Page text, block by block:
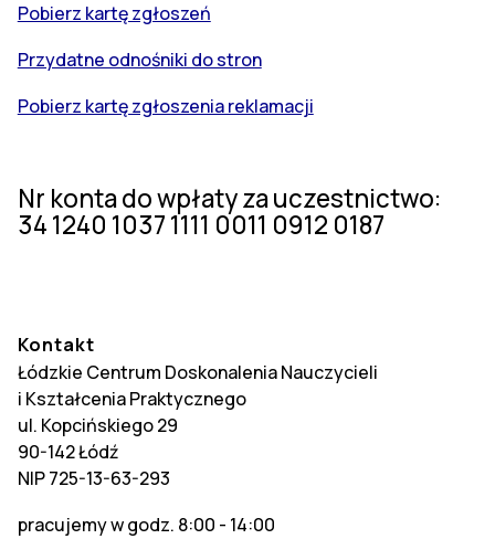
Pobierz kartę zgłoszeń
Przydatne odnośniki do stron
Pobierz kartę zgłoszenia reklamacji
Nr konta do wpłaty za uczestnictwo:
34 1240 1037 1111 0011 0912 0187
Kontakt
Łódzkie Centrum Doskonalenia Nauczycieli
i Kształcenia Praktycznego
ul. Kopcińskiego 29
90-142 Łódź
NIP 725-13-63-293
pracujemy w godz. 8:00 - 14:00